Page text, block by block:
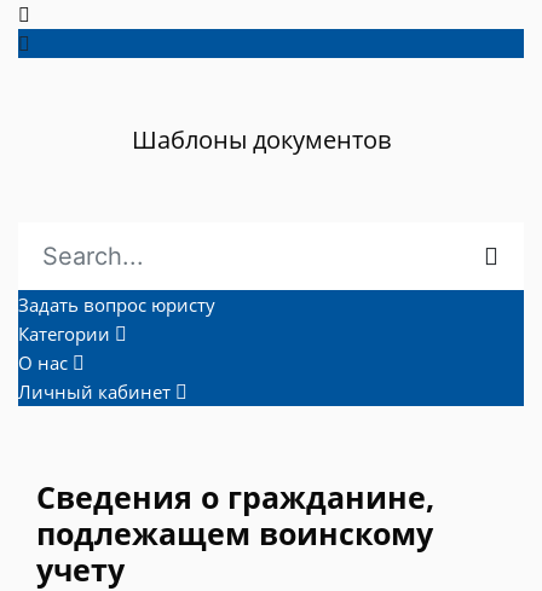
Шаблоны документов
Задать вопрос юристу
Категории
О нас
Личный кабинет
Сведения о гражданине,
подлежащем воинскому
учету